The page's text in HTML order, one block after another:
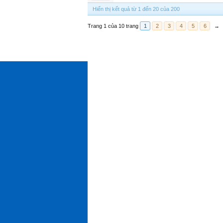
Hiển thị kết quả từ 1 đến 20 của 200
Trang 1 của 10 trang 1 2 3 4 5 6 →